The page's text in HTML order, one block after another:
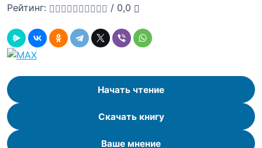
Рейтинг:
/ 0,0
Начать чтение
Скачать книгу
Ваше мнение